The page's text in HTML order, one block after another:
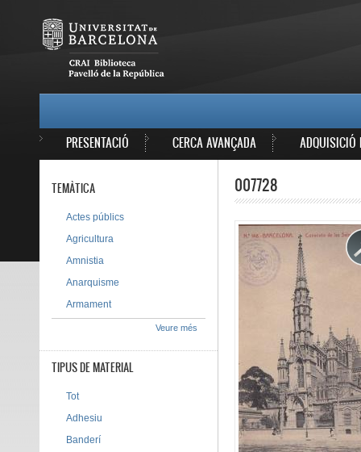
PRESENTACIÓ CERCA AVANÇADA ADQUISICIÓ
007728
TEMÀTICA
Actes públics
Agricultura
Amnistia
Anarquisme
Armament
Veure més
TIPUS DE MATERIAL
Tot
Adhesiu
Banderí